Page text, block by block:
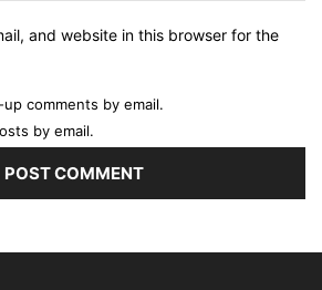
and website in this browser for the
comments by email.
by email.